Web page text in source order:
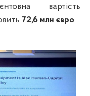
вартість
72,6 млн євро.